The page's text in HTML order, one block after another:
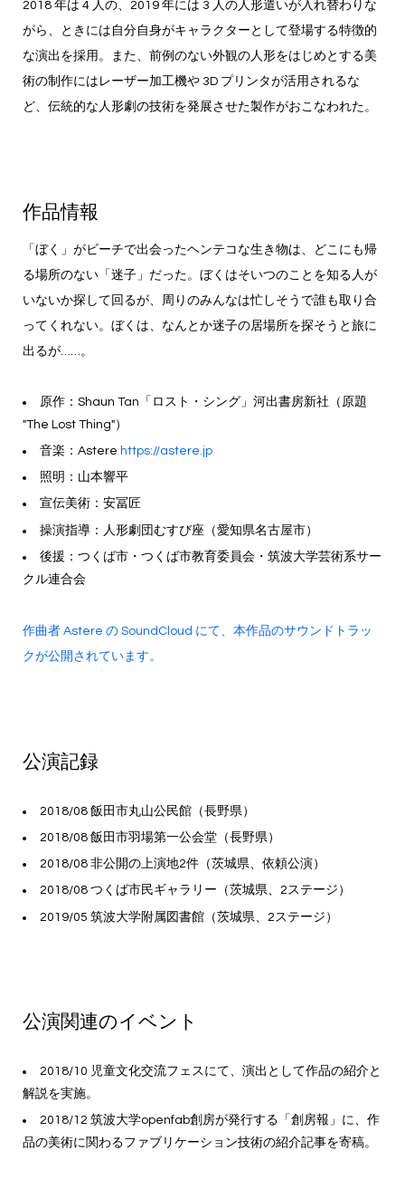
2018 年は 4 人の、2019 年には 3 人の人形遣いが入れ替わりな
がら、ときには自分自身がキャラクターとして登場する特徴的
な演出を採用。また、前例のない外観の人形をはじめとする美
術の制作にはレーザー加工機や 3D プリンタが活用されるな
ど、伝統的な人形劇の技術を発展させた製作がおこなわれた。
作品情報
「ぼく」がビーチで出会ったヘンテコな生き物は、どこにも帰
る場所のない「迷子」だった。ぼくはそいつのことを知る人が
いないか探して回るが、周りのみんなは忙しそうで誰も取り合
ってくれない。ぼくは、なんとか迷子の居場所を探そうと旅に
出るが……。
原作：Shaun Tan「ロスト・シング」河出書房新社（原題
"The Lost Thing"）
音楽：Astere https://astere.jp
照明：山本響平
宣伝美術：安冨匠
操演指導：人形劇団むすび座（愛知県名古屋市）
後援：つくば市・つくば市教育委員会・筑波大学芸術系サー
クル連合会
作曲者 Astere の SoundCloud にて、本作品のサウンドトラッ
クが公開されています。
公演記録
2018/08 飯田市丸山公民館（長野県）
2018/08 飯田市羽場第一公会堂（長野県）
2018/08 非公開の上演地2件（茨城県、依頼公演）
2018/08 つくば市民ギャラリー（茨城県、2ステージ）
2019/05 筑波大学附属図書館（茨城県、2ステージ）
公演関連のイベント
2018/10 児童文化交流フェスにて、演出として作品の紹介と
解説を実施。
2018/12 筑波大学openfab創房が発行する「創房報」に、作
品の美術に関わるファブリケーション技術の紹介記事を寄稿。